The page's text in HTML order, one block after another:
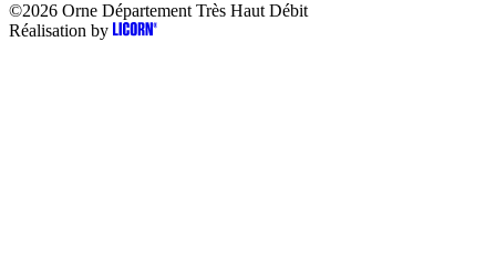
©2026 Orne Département Très Haut Débit
Réalisation by